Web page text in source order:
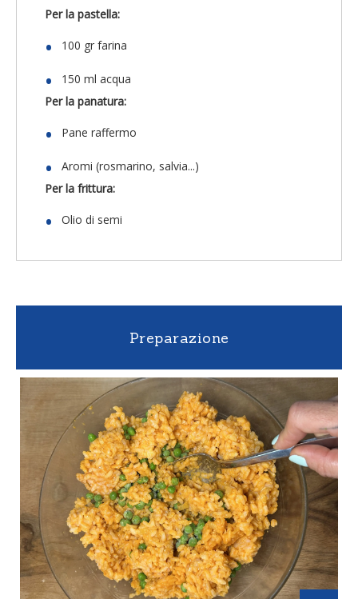
Per la pastella:
100 gr farina
150 ml acqua
Per la panatura:
Pane raffermo
Aromi (rosmarino, salvia...)
Per la frittura:
Olio di semi
Preparazione